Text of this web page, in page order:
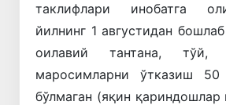
таклифлари инобатга
йилнинг 1 августидан
оилавий тантана, тўй,
маросимларни ўтказиш
бўлмаган (яқин